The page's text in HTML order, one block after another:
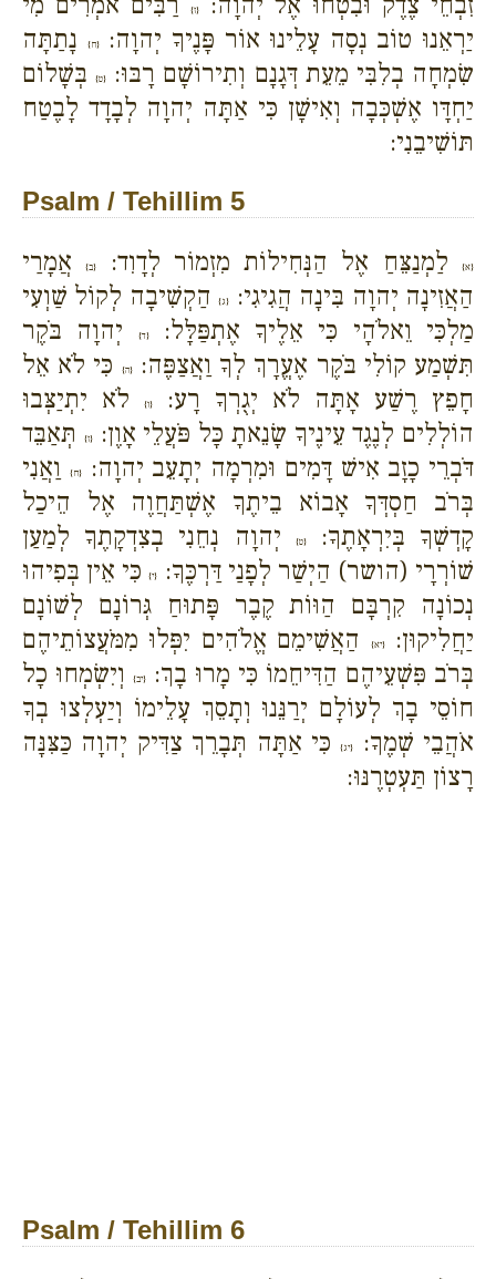
{ז}
יַרְאֵנוּ טוֹב נְסָה עָלֵינוּ אוֹר פָּנֶיךָ יְהוָה:{ח}
נָתַתָּה
שִׂמְחָה בְלִבִּי מֵעֵת דְּגָנָם וְתִירוֹשָׁם רָבּוּ:
{ט}בְּשָׁלוֹם
יַחְדָּו אֶשְׁכְּבָה וְאִישָׁן כִּי אַתָּה יְהוָה לְבָדָד לָבֶטַח
תּוֹשִׁיבֵנִי:
Psalm / Tehillim 5
{א}לַמְנַצֵּחַ אֶל הַנְּחִילוֹת מִזְמוֹר לְדָוִד: {ב}אֲמָרַי
הַאֲזִינָה יְהוָה בִּינָה הֲגִיגִי:
{ג}הַקְשִׁיבָה לְקוֹל שַׁוְעִי
מַלְכִּי וֵאלֹהָי כִּי אֵלֶיךָ אֶתְפַּלָּל:{ד}
יְהוָה בֹּקֶר
תִּשְׁמַע קוֹלִי בֹּקֶר אֶעֱרָךְ לְךָ וַאֲצַפֶּה:{ה}
כִּי לֹא אֵל
חָפֵץ רֶשַׁע אָתָּה לֹא יְגֻרְךָ רָע:
{ו}
לֹא יִתְיַצְּבוּ
הוֹלְלִים לְנֶגֶד עֵינֶיךָ שָׂנֵאתָ כָּל פֹּעֲלֵי אָוֶן:{ז}
תְּאַבֵּד
דֹּבְרֵי כָזָב אִישׁ דָּמִים וּמִרְמָה יְתָעֵב יְהוָה:{ח}
וַאֲנִי
בְּרֹב חַסְדְּךָ אָבוֹא בֵיתֶךָ אֶשְׁתַּחֲוֶה אֶל הֵיכַל
קָדְשְׁךָ בְּיִרְאָתֶךָ:{ט}
יְהוָה נְחֵנִי בְצִדְקָתֶךָ לְמַעַן
שׁוֹרְרָי (הושר) הַיְשַׁר לְפָנַי דַּרְכֶּךָ:
{י}כִּי אֵין בְּפִיהוּ
נְכוֹנָה קִרְבָּם הַוּוֹת קֶבֶר פָּתוּחַ גְּרוֹנָם לְשׁוֹנָם
יַחֲלִיקוּן:{יא}
הַאֲשִׁימֵם אֱלֹהִים יִפְּלוּ מִמֹּעֲצוֹתֵיהֶם
בְּרֹב פִּשְׁעֵיהֶם הַדִּיחֵמוֹ כִּי מָרוּ בָךְ:
{יב}
וְיִשְׂמְחוּ כָל
חוֹסֵי בָךְ לְעוֹלָם יְרַנֵּנוּ וְתָסֵךְ עָלֵימוֹ וְיַעְלְצוּ בְךָ
אֹהֲבֵי שְׁמֶךָ:
{יג}כִּי אַתָּה תְּבָרֵךְ צַדִּיק יְהוָה כַּצִּנָּה
רָצוֹן תַּעְטְרֶנּוּ:
Psalm / Tehillim 6